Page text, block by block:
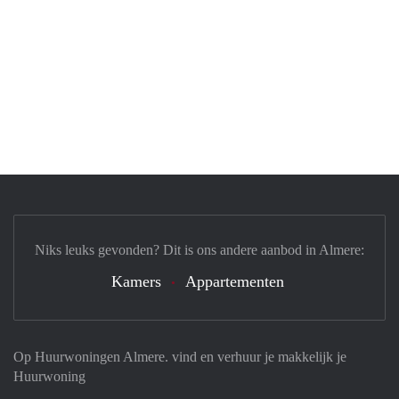
Op Huurwoningen Almere. vind en verhuur je makkelijk je
Huurwoning
Niks leuks gevonden? Dit is ons andere aanbod in Almere:
Kamers Appartementen